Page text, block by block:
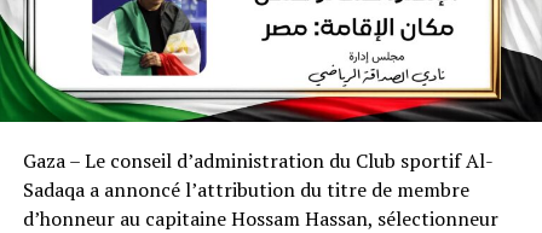
Gaza – Le conseil d’administration du Club sportif Al-
Sadaqa a annoncé l’attribution du titre de membre
d’honneur au capitaine Hossam Hassan, sélectionneur